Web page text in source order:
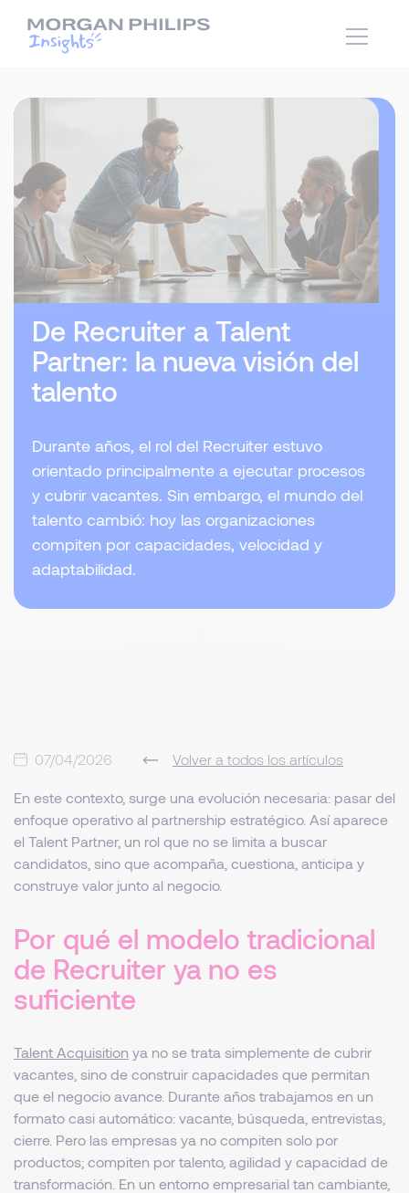
De Recruiter a Talent
Partner: la nueva visión del
talento
Durante años, el rol del Recruiter estuvo
orientado principalmente a ejecutar procesos
y cubrir vacantes. Sin embargo, el mundo del
talento cambió: hoy las organizaciones
compiten por capacidades, velocidad y
adaptabilidad.
07/04/2026 Volver a todos los artículos
En este contexto, surge una evolución necesaria: pasar del
enfoque operativo al partnership estratégico. Así aparece
el Talent Partner, un rol que no se limita a buscar
candidatos, sino que acompaña, cuestiona, anticipa y
construye valor junto al negocio.
Por qué el modelo tradicional
de Recruiter ya no es
suficiente
Talent Acquisition ya no se trata simplemente de cubrir
vacantes, sino de construir capacidades que permitan
que el negocio avance. Durante años trabajamos en un
formato casi automático: vacante, búsqueda, entrevistas,
cierre. Pero las empresas ya no compiten solo por
productos; compiten por talento, agilidad y capacidad de
transformación. En un entorno empresarial tan cambiante,